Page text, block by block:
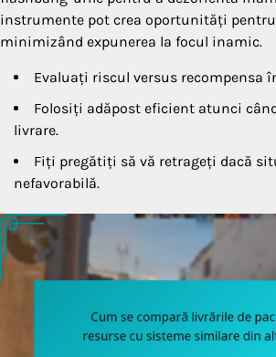
instrumente pot crea oportunități
minimizând expunerea la focul inamic.
Evaluați riscul versus recompensa
Folosiți adăpost eficient atunci
livrare.
Fiți pregătiți să vă retrageți dacă
nefavorabilă.